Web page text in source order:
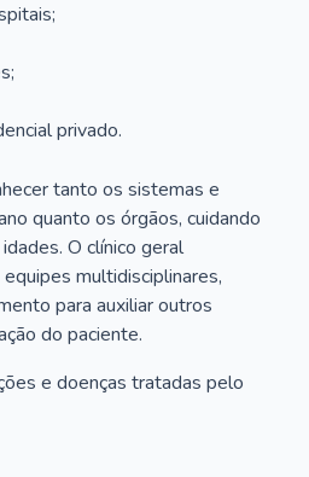
privado.
tanto os sistemas e
quanto os órgãos, cuidando
O clínico geral
multidisciplinares,
para auxiliar outros
do paciente.
e doenças tratadas pelo